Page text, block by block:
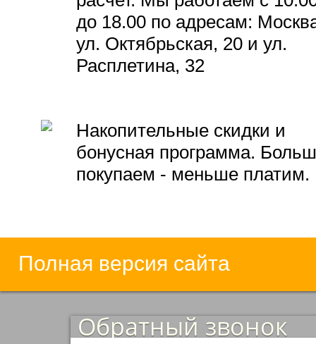
до 18.00 по адресам:
ул. Октябрьская, 20 и ул.
Расплетина, 32
Накопительные скидки и
бонусная программа.
покупаем - меньше платим.
Полная версия сайта
Обратный звонок